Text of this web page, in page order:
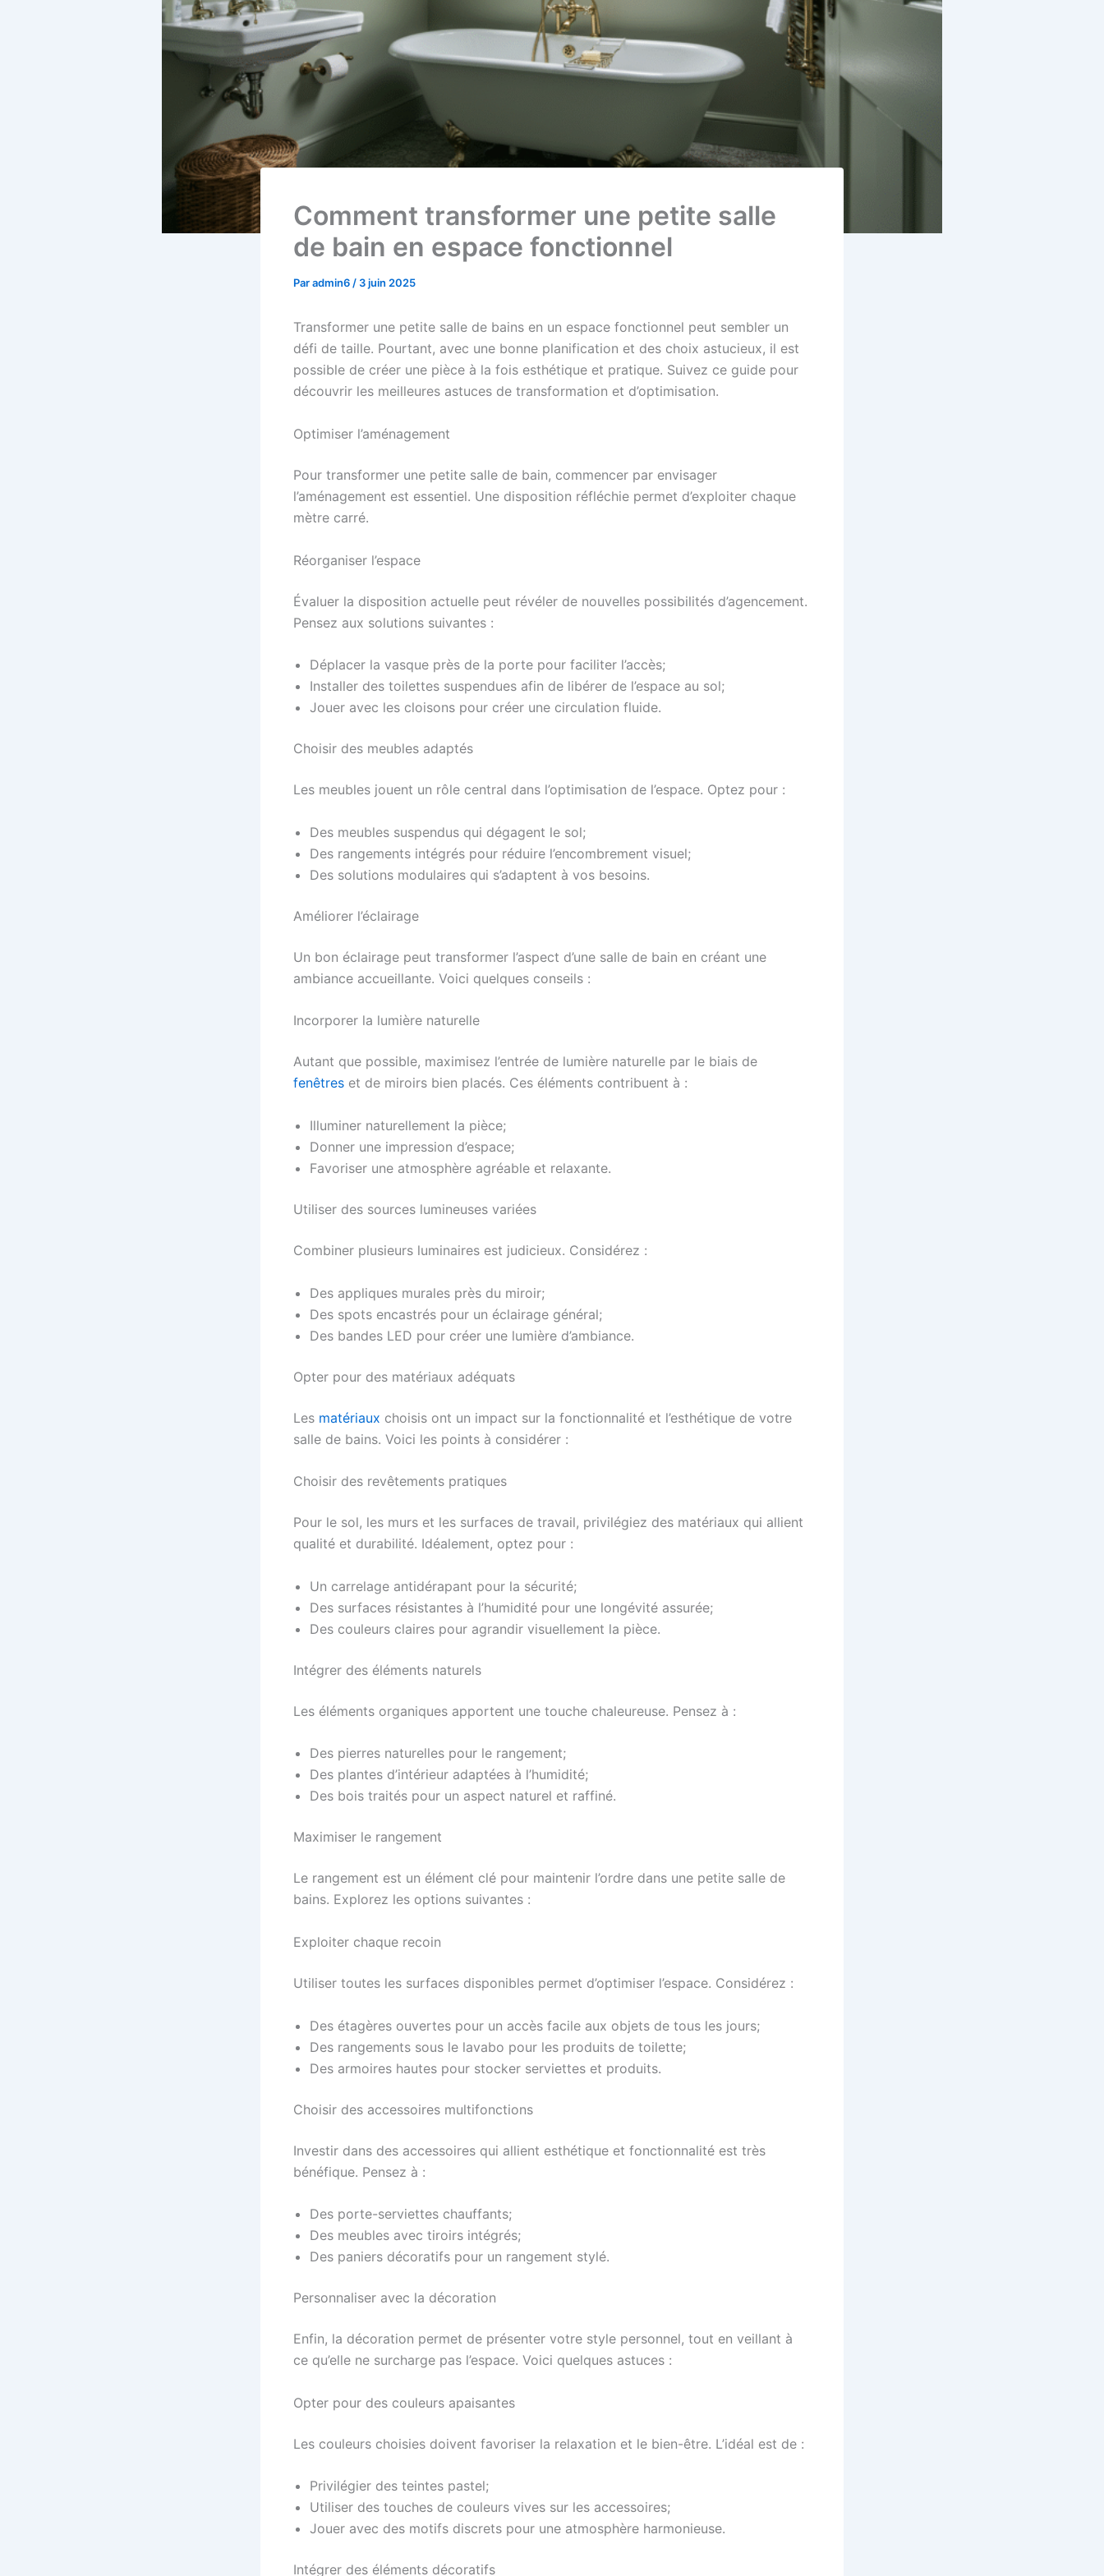
Comment transformer une petite salle
de bain en espace fonctionnel
Paradmin6/ 3 juin 2025
Transformer une petite salle de bains en un espace fonctionnel peut sembler un
défi de taille. Pourtant, avec une bonne planification et des choix astucieux, il est
possible de créer une pièce à la fois esthétique et pratique. Suivez ce guide pour
découvrir les meilleures astuces de transformation et d’optimisation.
Optimiser l’aménagement
Pour transformer une petite salle de bain, commencer par envisager
l’aménagement est essentiel. Une disposition réfléchie permet d’exploiter chaque
mètre carré.
Réorganiser l’espace
Évaluer la disposition actuelle peut révéler de nouvelles possibilités d’agencement.
Pensez aux solutions suivantes :
Déplacer la vasque près de la porte pour faciliter l’accès;
Installer des toilettes suspendues afin de libérer de l’espace au sol;
Jouer avec les cloisons pour créer une circulation fluide.
Choisir des meubles adaptés
Les meubles jouent un rôle central dans l’optimisation de l’espace. Optez pour :
Des meubles suspendus qui dégagent le sol;
Des rangements intégrés pour réduire l’encombrement visuel;
Des solutions modulaires qui s’adaptent à vos besoins.
Améliorer l’éclairage
Un bon éclairage peut transformer l’aspect d’une salle de bain en créant une
ambiance accueillante. Voici quelques conseils :
Incorporer la lumière naturelle
Autant que possible, maximisez l’entrée de lumière naturelle par le biais de
fenêtres et de miroirs bien placés. Ces éléments contribuent à :
Illuminer naturellement la pièce;
Donner une impression d’espace;
Favoriser une atmosphère agréable et relaxante.
Utiliser des sources lumineuses variées
Combiner plusieurs luminaires est judicieux. Considérez :
Des appliques murales près du miroir;
Des spots encastrés pour un éclairage général;
Des bandes LED pour créer une lumière d’ambiance.
Opter pour des matériaux adéquats
Les matériaux choisis ont un impact sur la fonctionnalité et l’esthétique de votre
salle de bains. Voici les points à considérer :
Choisir des revêtements pratiques
Pour le sol, les murs et les surfaces de travail, privilégiez des matériaux qui allient
qualité et durabilité. Idéalement, optez pour :
Un carrelage antidérapant pour la sécurité;
Des surfaces résistantes à l’humidité pour une longévité assurée;
Des couleurs claires pour agrandir visuellement la pièce.
Intégrer des éléments naturels
Les éléments organiques apportent une touche chaleureuse. Pensez à :
Des pierres naturelles pour le rangement;
Des plantes d’intérieur adaptées à l’humidité;
Des bois traités pour un aspect naturel et raffiné.
Maximiser le rangement
Le rangement est un élément clé pour maintenir l’ordre dans une petite salle de
bains. Explorez les options suivantes :
Exploiter chaque recoin
Utiliser toutes les surfaces disponibles permet d’optimiser l’espace. Considérez :
Des étagères ouvertes pour un accès facile aux objets de tous les jours;
Des rangements sous le lavabo pour les produits de toilette;
Des armoires hautes pour stocker serviettes et produits.
Choisir des accessoires multifonctions
Investir dans des accessoires qui allient esthétique et fonctionnalité est très
bénéfique. Pensez à :
Des porte-serviettes chauffants;
Des meubles avec tiroirs intégrés;
Des paniers décoratifs pour un rangement stylé.
Personnaliser avec la décoration
Enfin, la décoration permet de présenter votre style personnel, tout en veillant à
ce qu’elle ne surcharge pas l’espace. Voici quelques astuces :
Opter pour des couleurs apaisantes
Les couleurs choisies doivent favoriser la relaxation et le bien-être. L’idéal est de :
Privilégier des teintes pastel;
Utiliser des touches de couleurs vives sur les accessoires;
Jouer avec des motifs discrets pour une atmosphère harmonieuse.
Intégrer des éléments décoratifs